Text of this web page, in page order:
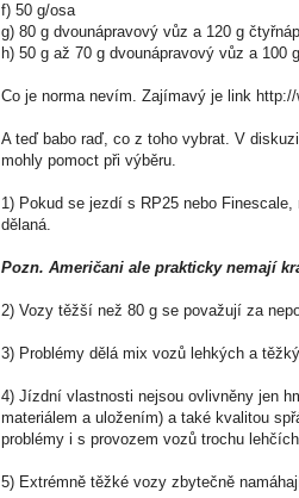
f) 50 g/osa
g) 80 g dvounápravový vůz a 120 g
h) 50 g až 70 g dvounápravový vůz a 100
Co je norma nevím. Zajímavý je link
A teď babo raď, co z toho vybrat. V
mohly pomoct při výběru.
1) Pokud se jezdí s RP25 nebo
dělaná.
Pozn. Američani ale prakticky nemají
2) Vozy těžší než 80 g se považují za
3) Problémy dělá mix vozů lehkých a
4) Jízdní vlastnosti nejsou ovlivněny jen
materiálem a uložením) a také kvalitou
problémy i s provozem vozů trochu
5) Extrémně těžké vozy zbytečně